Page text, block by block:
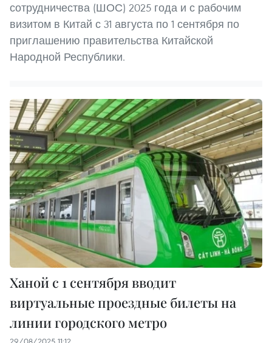
сотрудничества (ШОС) 2025 года и с рабочим
визитом в Китай с 31 августа по 1 сентября по
приглашению правительства Китайской
Народной Республики.
Ханой с 1 сентября вводит
виртуальные проездные билеты на
линии городского метро